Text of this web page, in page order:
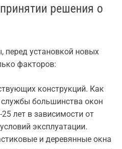
решения о
перед установкой новых
факторов:
конструкций. Как
службы большинства окон
25 лет в зависимости от
эксплуатации.
и деревянные окна